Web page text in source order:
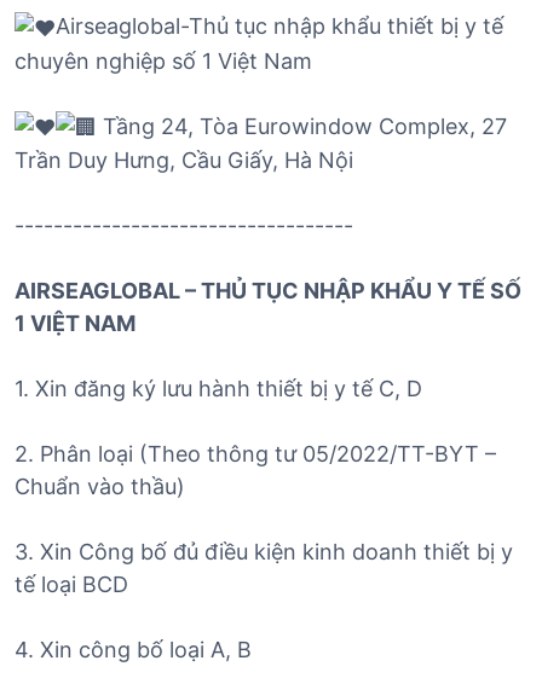
Airseaglobal-Thủ tục nhập khẩu thiết bị y tế
chuyên nghiệp số 1 Việt Nam
Tầng 24, Tòa Eurowindow Complex, 27
Trần Duy Hưng, Cầu Giấy, Hà Nội
-----------------------------------
AIRSEAGLOBAL – THỦ TỤC NHẬP KHẨU Y TẾ SỐ
1 VIỆT NAM
1. Xin đăng ký lưu hành thiết bị y tế C, D
2. Phân loại (Theo thông tư 05/2022/TT-BYT –
Chuẩn vào thầu)
3. Xin Công bố đủ điều kiện kinh doanh thiết bị y
tế loại BCD
4. Xin công bố loại A, B